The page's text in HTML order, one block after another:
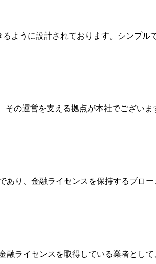
ように設計されております。シンプル
の運営を支える拠点が本社でござい
り、金融ライセンスを保持するブロ
ライセンスを取得している業者とし